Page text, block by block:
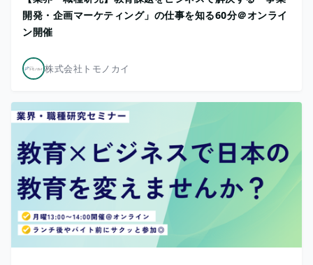
開発・企画マーケティング」の仕事を知る60分＠オンライ
ン開催
株式会社トモノカイ